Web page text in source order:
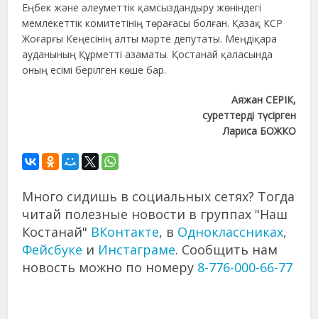
Еңбек және әлеуметтік қамсыздандыру жөніндегі
мемлекеттік комитетінің төрағасы болған. Қазақ КСР
Жоғарғы Кеңесінің алты мәрте депутаты. Меңдіқара
ауданының Құрметті азаматы. Қостанай қаласында
оның есімі берілген көше бар.
Аяжан СЕРІК,
суреттерді түсірген
Лариса БОЖКО
Много сидишь в социальных сетях? Тогда
читай полезные новости в группах "Наш
Костанай" ВКонтакте, в Одноклассниках,
Фейсбуке и Инстаграме. Сообщить нам
новость можно по номеру 8-776-000-66-77